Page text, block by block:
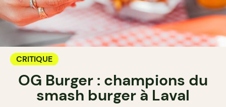
CRITIQUE
OG Burger : champions du
smash burger à Laval